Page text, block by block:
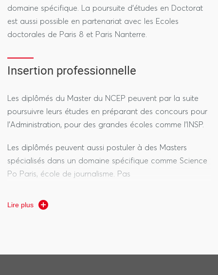
domaine spécifique. La poursuite d’études en Doctorat
est aussi possible en partenariat avec les Ecoles
doctorales de Paris 8 et Paris Nanterre.
Insertion professionnelle
Les diplômés du Master du NCEP peuvent par la suite
poursuivre leurs études en préparant des concours pour
l’Administration, pour des grandes écoles comme l’INSP.
Les diplômés peuvent aussi postuler à des Masters
spécialisés dans un domaine spécifique comme Science
Po Paris, école de journalisme. Pas
partenariat avec les Écoles doctorales de Paris 8 et
Lire plus